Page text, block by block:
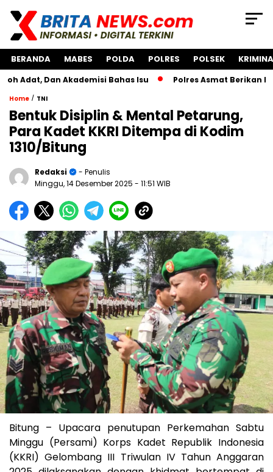
BERANDA MABES POLDA POLRES POLSEK
Akademisi Bahas Isu Polres Asmat Berikan Bantuan
Home / TNI
Bentuk Disiplin & Mental Petarung,
Para Kadet KKRI Ditempa di Kodim
1310/Bitung
Redaksi
- Penulis
Minggu, 14 Desember 2025 - 11:51 WIB
Bitung – Upacara penutupan Perkemahan Sabtu
Minggu (Persami) Korps Kadet Republik Indonesia
(KKRI) Gelombang III Triwulan IV Tahun Anggaran